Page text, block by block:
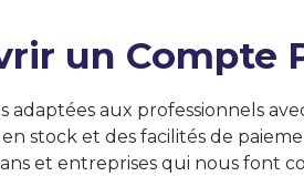
un Compte
adaptées aux professionnels
stock et des facilités de
et entreprises qui nous font